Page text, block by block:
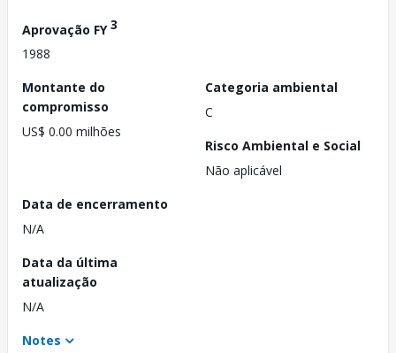
Aprovação FY3
1988
Montante do
compromisso
US$ 0.00 milhões
Categoria ambiental
C
Risco Ambiental e Social
Não aplicável
Data de encerramento
N/A
Data da última
atualização
N/A
Notes